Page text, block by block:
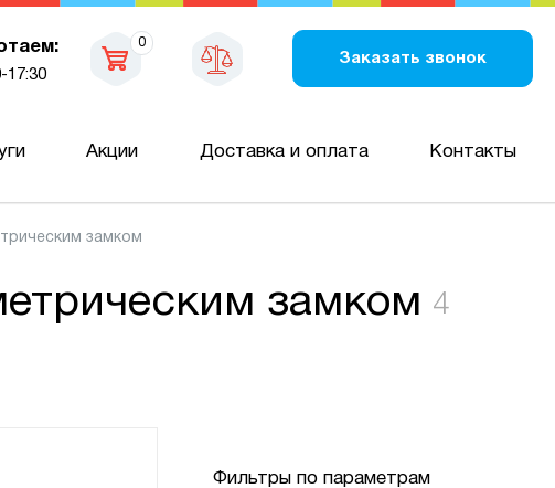
17:30
0
Заказать звонок
Акции Доставка и оплата Контакты
замком
замком 4
Фильтры по параметрам